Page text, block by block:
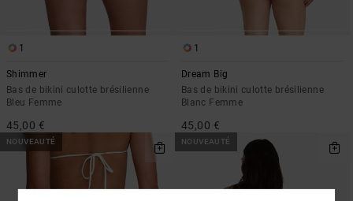
1
Shimmer
Bas de bikini culotte brésilienne
Bleu Femme
45,00 €
1
Dream Big
Bas de bikini culotte brésilienne
Blanc Femme
45,00 €
NOUVEAUTÉ NOUVEAUTÉ